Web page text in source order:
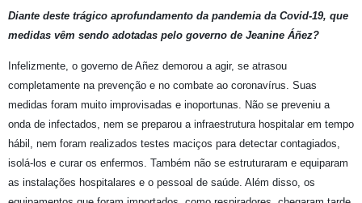
Diante deste trágico aprofundamento da pandemia da Covid-19, que
medidas vêm sendo adotadas pelo governo de Jeanine Áñez?
Infelizmente, o governo de Añez demorou a agir, se atrasou
completamente na prevenção e no combate ao coronavírus. Suas
medidas foram muito improvisadas e inoportunas. Não se preveniu a
onda de infectados, nem se preparou a infraestrutura hospitalar em tempo
hábil, nem foram realizados testes maciços para detectar contagiados,
isolá-los e curar os enfermos. Também não se estruturaram e equiparam
as instalações hospitalares e o pessoal de saúde. Além disso, os